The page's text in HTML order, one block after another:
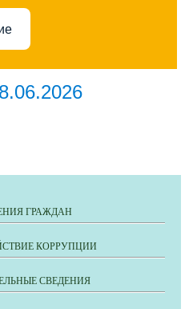
ГРАЖДАН
КОРРУПЦИИ
СВЕДЕНИЯ